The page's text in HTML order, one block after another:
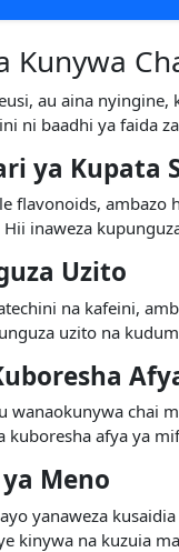
Kunywa
au aina
ni baadhi ya faida
ya Kupata
flavonoids,
inaweza
Uzito
na kafeini,
uzito na
wanaokunywa chai
kuboresha afya ya
Meno
yanaweza
kinywa na kuzuia